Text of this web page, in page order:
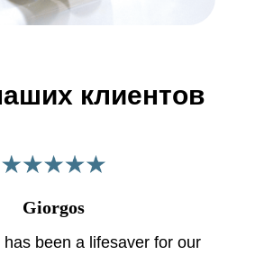
клиентов
Giorgos
been a lifesaver for our